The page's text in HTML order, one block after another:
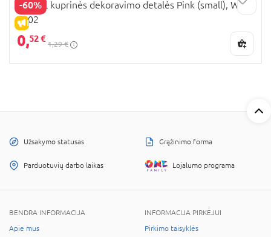
-60%
IŠPARDAVIMAS
UPIXEL kuprinės dekoravimo detalės Pink (small), WY-
Z002
0,52 €
1,29 €
Užsakymo statusas Grąžinimo forma
Parduotuvių darbo laikas Lojalumo programa
BENDRA INFORMACIJA
Apie mus
INFORMACIJA PIRKĖJUI
Pirkimo taisyklės